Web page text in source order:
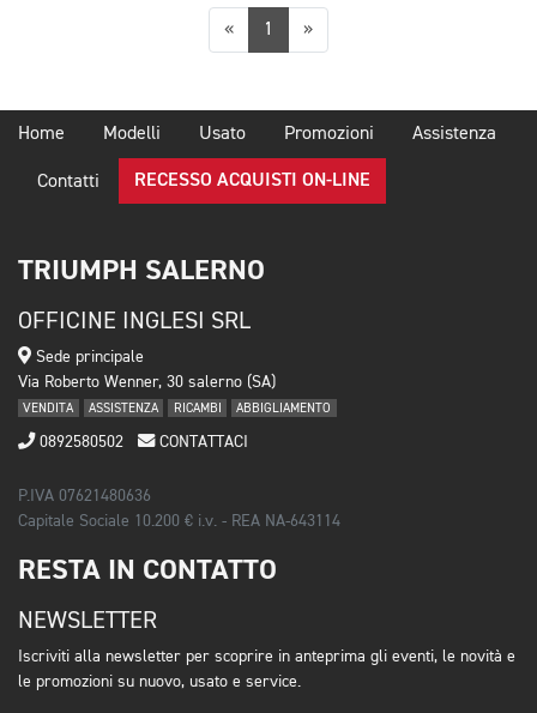
«Precedente
1 »Successiva
Home Modelli Usato Promozioni Assistenza
Contatti RECESSO ACQUISTI ON-LINE
TRIUMPH SALERNO
OFFICINE INGLESI SRL
Sede principale
Via Roberto Wenner, 30 salerno (SA)
VENDITA ASSISTENZA RICAMBI ABBIGLIAMENTO
0892580502 CONTATTACI
P.IVA 07621480636
Capitale Sociale 10.200 € i.v. - REA NA-643114
RESTA IN CONTATTO
NEWSLETTER
Iscriviti alla newsletter per scoprire in anteprima gli eventi, le novità e
le promozioni su nuovo, usato e service.